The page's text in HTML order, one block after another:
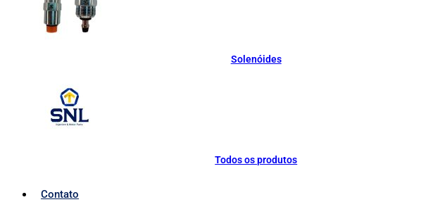
Solenóides
Todos os produtos
Contato